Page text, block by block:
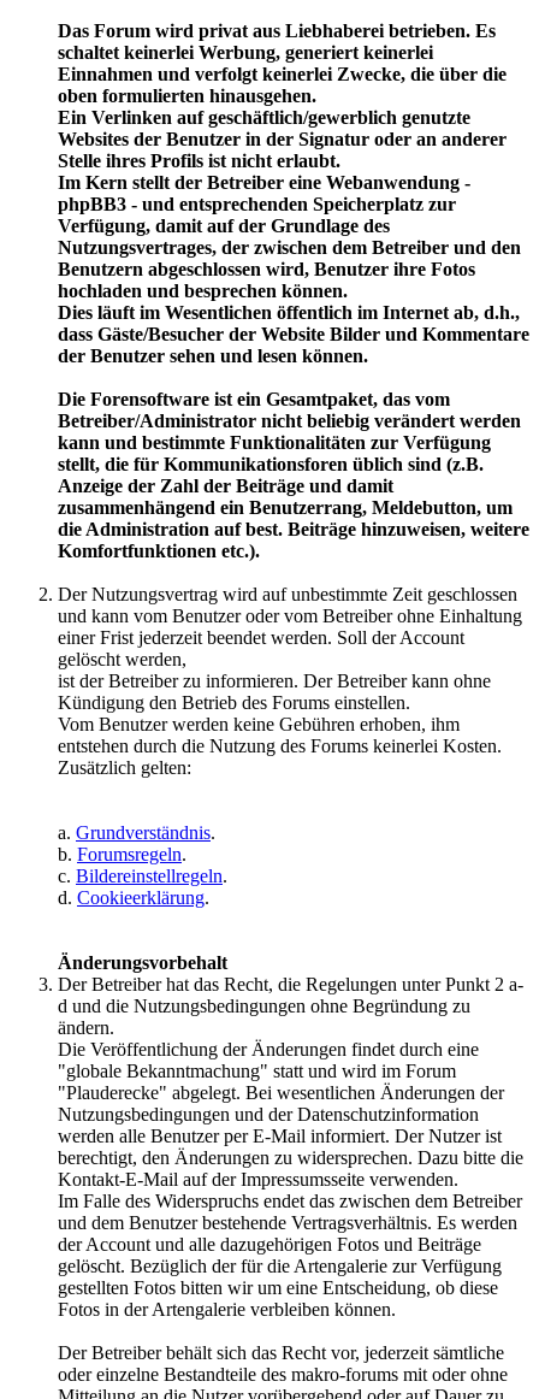
Das Forum wird privat aus Liebhaberei betrieben. Es
schaltet keinerlei Werbung, generiert keinerlei
Einnahmen und verfolgt keinerlei Zwecke, die über die
oben formulierten hinausgehen.
Ein Verlinken auf geschäftlich/gewerblich genutzte
Websites der Benutzer in der Signatur oder an anderer
Stelle ihres Profils ist nicht erlaubt.
Im Kern stellt der Betreiber eine Webanwendung -
phpBB3 - und entsprechenden Speicherplatz zur
Verfügung, damit auf der Grundlage des
Nutzungsvertrages, der zwischen dem Betreiber und den
Benutzern abgeschlossen wird, Benutzer ihre Fotos
hochladen und besprechen können.
Dies läuft im Wesentlichen öffentlich im Internet ab, d.h.,
dass Gäste/Besucher der Website Bilder und Kommentare
der Benutzer sehen und lesen können.
Die Forensoftware ist ein Gesamtpaket, das vom
Betreiber/Administrator nicht beliebig verändert werden
kann und bestimmte Funktionalitäten zur Verfügung
stellt, die für Kommunikationsforen üblich sind (z.B.
Anzeige der Zahl der Beiträge und damit
zusammenhängend ein Benutzerrang, Meldebutton, um
die Administration auf best. Beiträge hinzuweisen, weitere
Komfortfunktionen etc.).
Der Nutzungsvertrag wird auf unbestimmte Zeit geschlossen
und kann vom Benutzer oder vom Betreiber ohne Einhaltung
einer Frist jederzeit beendet werden. Soll der Account
gelöscht werden,
ist der Betreiber zu informieren. Der Betreiber kann ohne
Kündigung den Betrieb des Forums einstellen.
Vom Benutzer werden keine Gebühren erhoben, ihm
entstehen durch die Nutzung des Forums keinerlei Kosten.
Zusätzlich gelten:
a. Grundverständnis.
b. Forumsregeln.
c. Bildereinstellregeln.
d. Cookieerklärung.
Änderungsvorbehalt
Der Betreiber hat das Recht, die Regelungen unter Punkt 2 a-
d und die Nutzungsbedingungen ohne Begründung zu
ändern.
Die Veröffentlichung der Änderungen findet durch eine
"globale Bekanntmachung" statt und wird im Forum
"Plauderecke" abgelegt. Bei wesentlichen Änderungen der
Nutzungsbedingungen und der Datenschutzinformation
werden alle Benutzer per E-Mail informiert. Der Nutzer ist
berechtigt, den Änderungen zu widersprechen. Dazu bitte die
Kontakt-E-Mail auf der Impressumsseite verwenden.
Im Falle des Widerspruchs endet das zwischen dem Betreiber
und dem Benutzer bestehende Vertragsverhältnis. Es werden
der Account und alle dazugehörigen Fotos und Beiträge
gelöscht. Bezüglich der für die Artengalerie zur Verfügung
gestellten Fotos bitten wir um eine Entscheidung, ob diese
Fotos in der Artengalerie verbleiben können.
Der Betreiber behält sich das Recht vor, jederzeit sämtliche
oder einzelne Bestandteile des makro-forums mit oder ohne